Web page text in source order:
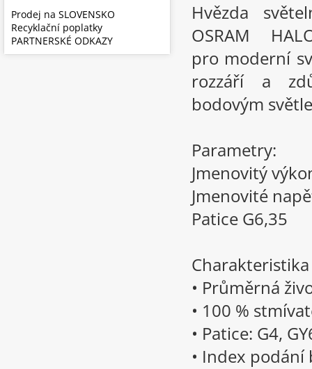
Hvězda
OSRAM
pro moderní
rozzáří a
bodovým
Parametry:
Jmenovitý
Jmenovité
Patice G6,35
• Průměrná
• 100 %
• Patice: G4,
• Index podání
Prodej na SLOVENSKO
Recyklační poplatky
PARTNERSKÉ ODKAZY